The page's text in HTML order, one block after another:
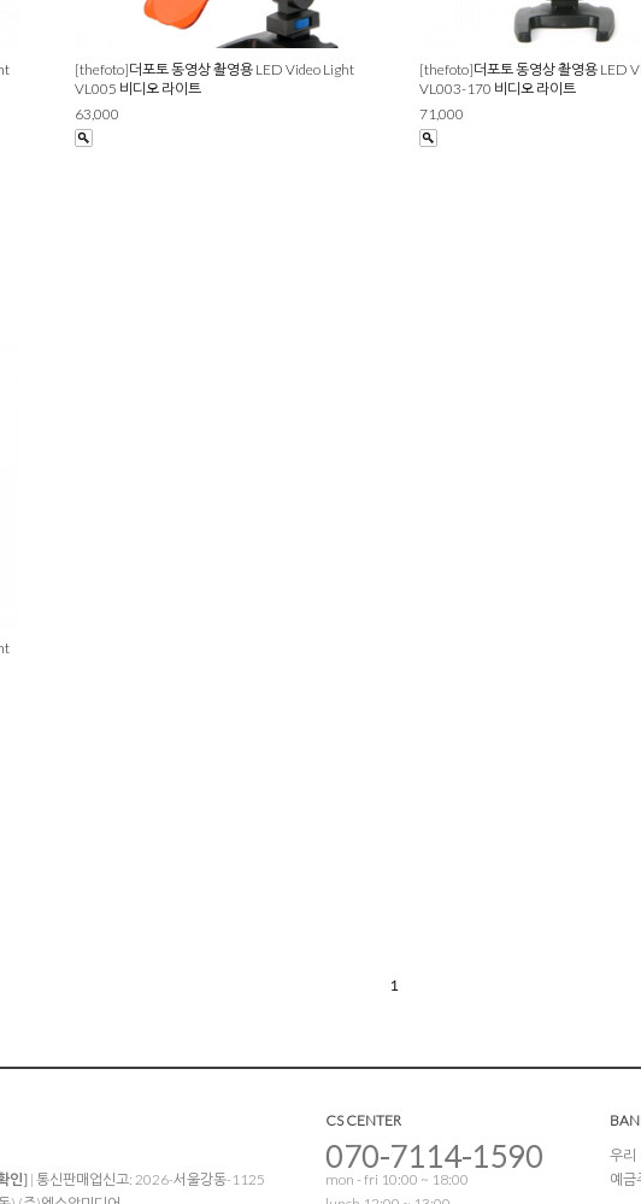
[thefoto]더포토 동영상 촬영용 LED Video Light
VL005 비디오 라이트
63,000
[thefoto]더포토 동영상 촬영용 LED
VL003-170 비디오 라이트
71,000
1
인] | 통신판매업신고: 2026-서울강동-1125
CS CENTER
070-7114-1590
mon - fri 10:00 ~ 18:00
우
예금